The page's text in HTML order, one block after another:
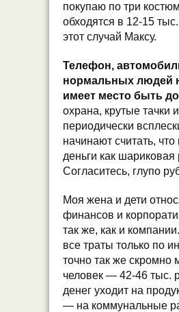
покупаю по три
обходятся в 12-15
этот случай Максу.
Телефон,
нормальных людей
имеет место быть
охрана, крутые тачки
периодически
начинают считать,
деньги как
Согласитесь, глупо
Моя жена и дети
финансов и
так же, как и
все траты только по
точно так же
человек — 42-46 тыс.
денег уходит на
— на коммунальные